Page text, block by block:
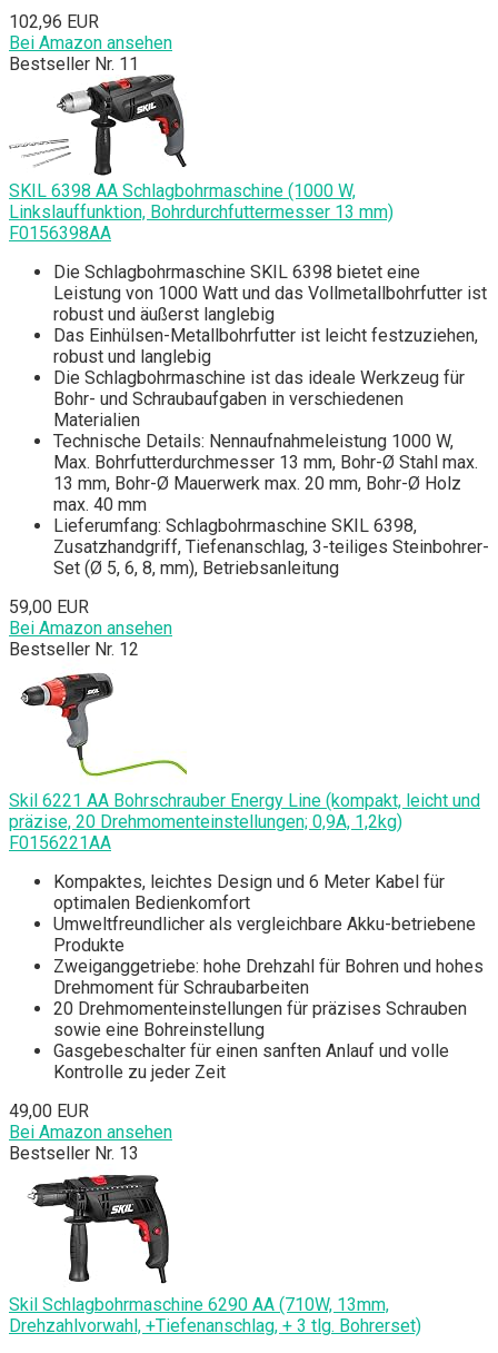
102,96 EUR
Bei Amazon ansehen
Bestseller Nr. 11
SKIL 6398 AA Schlagbohrmaschine (1000 W,
Linkslauffunktion, Bohrdurchfuttermesser 13 mm)
F0156398AA
Die Schlagbohrmaschine SKIL 6398 bietet eine
Leistung von 1000 Watt und das Vollmetallbohrfutter ist
robust und äußerst langlebig
Das Einhülsen-Metallbohrfutter ist leicht festzuziehen,
robust und langlebig
Die Schlagbohrmaschine ist das ideale Werkzeug für
Bohr- und Schraubaufgaben in verschiedenen
Materialien
Technische Details: Nennaufnahmeleistung 1000 W,
Max. Bohrfutterdurchmesser 13 mm, Bohr-Ø Stahl max.
13 mm, Bohr-Ø Mauerwerk max. 20 mm, Bohr-Ø Holz
max. 40 mm
Lieferumfang: Schlagbohrmaschine SKIL 6398,
Zusatzhandgriff, Tiefenanschlag, 3-teiliges Steinbohrer-
Set (Ø 5, 6, 8, mm), Betriebsanleitung
59,00 EUR
Bei Amazon ansehen
Bestseller Nr. 12
Skil 6221 AA Bohrschrauber Energy Line (kompakt, leicht und
präzise, 20 Drehmomenteinstellungen; 0,9A, 1,2kg)
F0156221AA
Kompaktes, leichtes Design und 6 Meter Kabel für
optimalen Bedienkomfort
Umweltfreundlicher als vergleichbare Akku-betriebene
Produkte
Zweiganggetriebe: hohe Drehzahl für Bohren und hohes
Drehmoment für Schraubarbeiten
20 Drehmomenteinstellungen für präzises Schrauben
sowie eine Bohreinstellung
Gasgebeschalter für einen sanften Anlauf und volle
Kontrolle zu jeder Zeit
49,00 EUR
Bei Amazon ansehen
Bestseller Nr. 13
Skil Schlagbohrmaschine 6290 AA (710W, 13mm,
Drehzahlvorwahl, +Tiefenanschlag, + 3 tlg. Bohrerset)